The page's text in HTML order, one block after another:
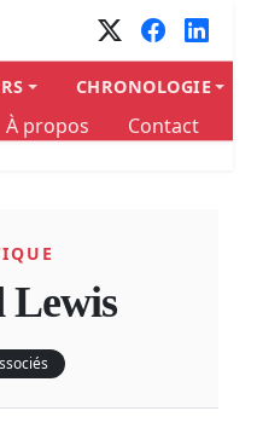
CHRONOLOGIE
À propos Contact
Lewis